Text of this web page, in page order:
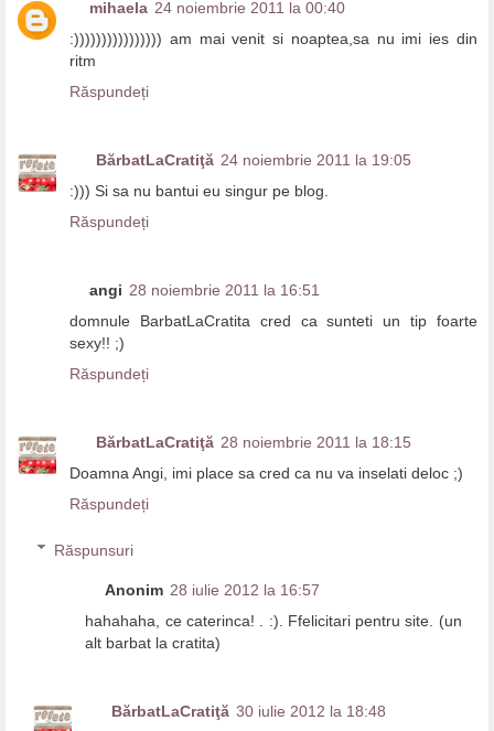
mihaela 24 noiembrie 2011 la 00:40
:)))))))))))))))) am mai venit si noaptea,sa nu imi ies din
ritm
Răspundeți
BărbatLaCratiţă 24 noiembrie 2011 la 19:05
:))) Si sa nu bantui eu singur pe blog.
Răspundeți
angi 28 noiembrie 2011 la 16:51
domnule BarbatLaCratita cred ca sunteti un tip foarte
sexy!! ;)
Răspundeți
BărbatLaCratiţă 28 noiembrie 2011 la 18:15
Doamna Angi, imi place sa cred ca nu va inselati deloc ;)
Răspundeți
Răspunsuri
Anonim 28 iulie 2012 la 16:57
hahahaha, ce caterinca! . :). Ffelicitari pentru site. (un
alt barbat la cratita)
BărbatLaCratiţă 30 iulie 2012 la 18:48